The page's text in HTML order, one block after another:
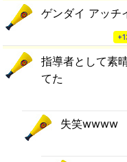
ゲンダイ アッチ
指導者として素
てた
失笑wwww